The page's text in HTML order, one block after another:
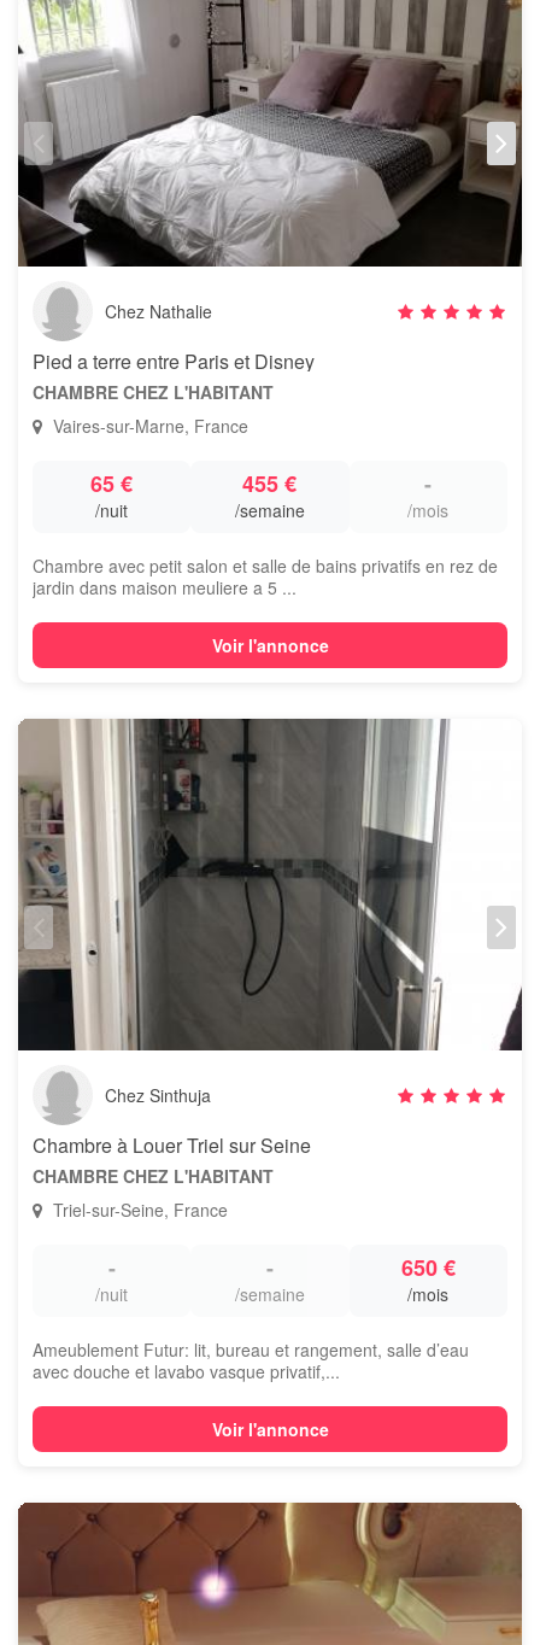
Chez Nathalie
Pied a terre entre Paris et Disney
CHAMBRE CHEZ L'HABITANT
Vaires-sur-Marne, France
65 €
/nuit
455 €
/semaine
-
/mois
Chambre avec petit salon et salle de bains privatifs en rez de
jardin dans maison meuliere a 5 ...
Voir l'annonce
Chez Sinthuja
Chambre à Louer Triel sur Seine
CHAMBRE CHEZ L'HABITANT
Triel-sur-Seine, France
-
/nuit
-
/semaine
650 €
/mois
Ameublement Futur: lit, bureau et rangement, salle d’eau
avec douche et lavabo vasque privatif,...
Voir l'annonce